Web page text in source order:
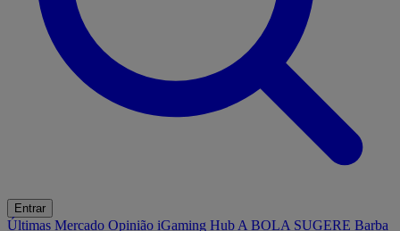
Entrar
Últimas Mercado Opinião iGaming Hub A BOLA SUGERE Barba